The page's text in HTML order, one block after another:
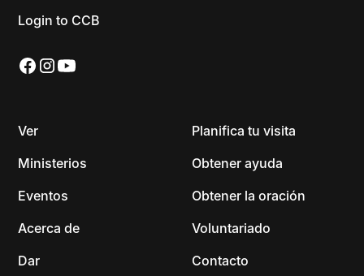
Login to CCB
Ver
Ministerios
Eventos
Acerca de
Dar
Planifica tu visita
Obtener ayuda
Obtener la oración
Voluntariado
Contacto